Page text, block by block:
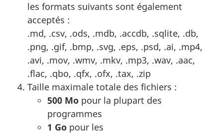
les formats suivants sont également
acceptés :
.md, .csv, .ods, .mdb, .accdb, .sqlite, .db,
.png, .gif, .bmp, .svg, .eps, .psd, .ai, .mp4,
.avi, .mov, .wmv, .mkv, .mp3, .wav, .aac,
.flac, .qbo, .qfx, .ofx, .tax, .zip
Taille maximale totale des fichiers :
500 Mo pour la plupart des
programmes
1 Go pour les